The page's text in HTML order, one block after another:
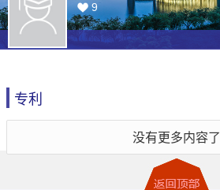
9
专利
没有更多内容了